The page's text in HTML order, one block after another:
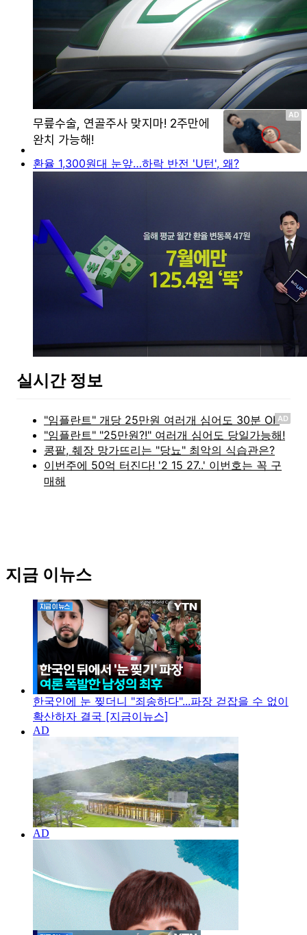
환율 1,300원대 눈앞…하락 반전 'U턴', 왜?
실시간 정보
AD
지금 이뉴스
한국인에 눈 찢더니 "죄송하다"...파장 걷잡을 수 없이
확산하자 결국 [지금이뉴스]